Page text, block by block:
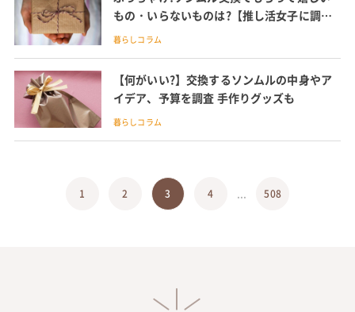
もの・いらないものは?【推し活女子に調
査】
暮らしコラム
【何がいい?】交換するソンムルの中身やア
イデア、予算を調査 手作りグッズも
暮らしコラム
1 2 3 4 ... 508